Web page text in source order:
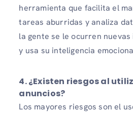
herramienta que facilita el
tareas aburridas y analiza
la gente se le ocurren
y usa su inteligencia
4. ¿Existen riesgos al
anuncios?
Los mayores riesgos son el